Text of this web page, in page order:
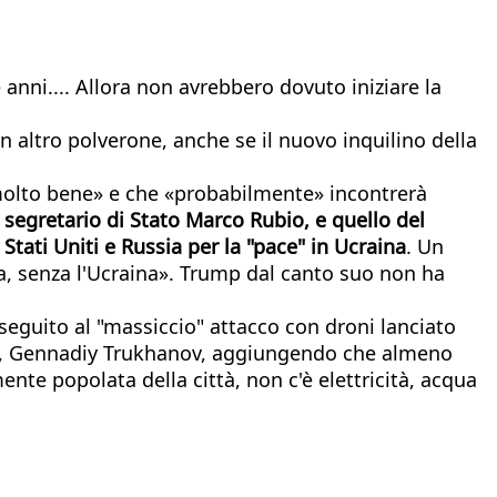
Allora non avrebbero dovuto iniziare la
altro polverone, anche se il nuovo inquilino della
bene» e che «probabilmente» incontrerà
di Stato Marco Rubio, e quello del
Uniti e Russia per la "pace" in Ucraina. Un
l'Ucraina». Trump dal canto suo non ha
al "massiccio" attacco con droni lanciato
Trukhanov, aggiungendo che almeno
popolata della città, non c'è elettricità, acqua